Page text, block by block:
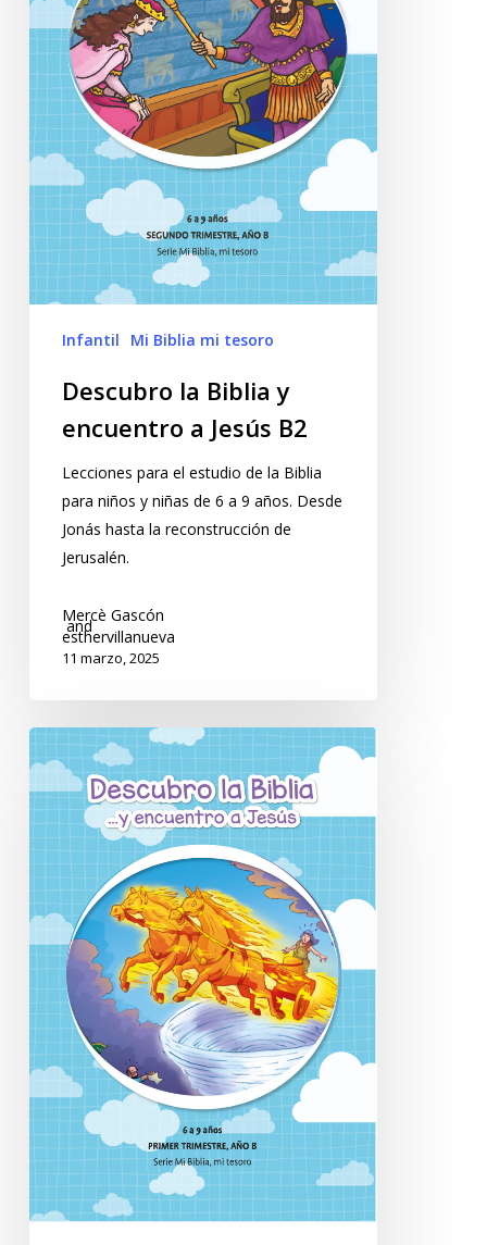
Infantil Mi Biblia mi tesoro
Descubro la Biblia y
encuentro a Jesús B2
Lecciones para el estudio de la Biblia
para niños y niñas de 6 a 9 años. Desde
Jonás hasta la reconstrucción de
Jerusalén.
Mercè Gascón
and
esthervillanueva
11 marzo, 2025